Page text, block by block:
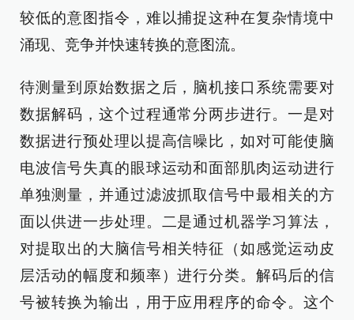
较低的意图指令，难以捕捉这种在复杂情境中
涌现、竞争并快速转换的意图流。
待测量到原始数据之后，脑机接口系统需要对
数据解码，这个过程通常分两步进行。一是对
数据进行预处理以提高信噪比，如对可能使脑
电波信号失真的眼球运动和面部肌肉运动进行
单独测量，并通过滤波抓取信号中最相关的方
面以供进一步处理。二是通过机器学习算法，
对提取出的大脑信号相关特征（如感觉运动皮
层活动的幅度和频率）进行分类。解码后的信
号被转换为输出，用于应用程序的命令。这个